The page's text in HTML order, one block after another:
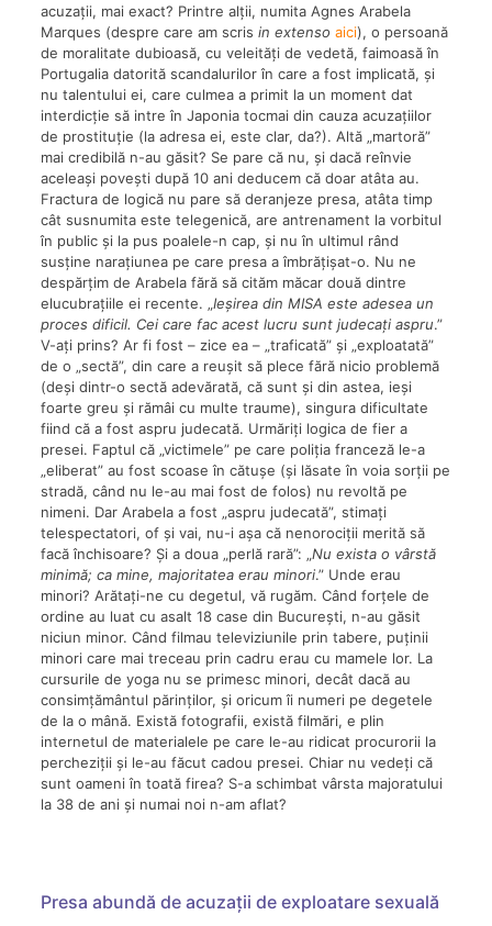
acuzații, mai exact? Printre alții, numita Agnes Arabela
Marques (despre care am scris in extenso aici), o persoană
de moralitate dubioasă, cu veleități de vedetă, faimoasă în
Portugalia datorită scandalurilor în care a fost implicată, și
nu talentului ei, care culmea a primit la un moment dat
interdicție să intre în Japonia tocmai din cauza acuzațiilor
de prostituție (la adresa ei, este clar, da?). Altă „martoră”
mai credibilă n-au găsit? Se pare că nu, și dacă reînvie
aceleași povești după 10 ani deducem că doar atâta au.
Fractura de logică nu pare să deranjeze presa, atâta timp
cât susnumita este telegenică, are antrenament la vorbitul
în public și la pus poalele-n cap, și nu în ultimul rând
susține narațiunea pe care presa a îmbrățișat-o. Nu ne
despărțim de Arabela fără să cităm măcar două dintre
elucubrațiile ei recente. „Ieșirea din MISA este adesea un
proces dificil. Cei care fac acest lucru sunt judecați aspru.”
V-ați prins? Ar fi fost – zice ea – „traficată” și „exploatată”
de o „sectă”, din care a reușit să plece fără nicio problemă
(deși dintr-o sectă adevărată, că sunt și din astea, ieși
foarte greu și rămâi cu multe traume), singura dificultate
fiind că a fost aspru judecată. Urmăriți logica de fier a
presei. Faptul că „victimele” pe care poliția franceză le-a
„eliberat” au fost scoase în cătușe (și lăsate în voia sorții pe
stradă, când nu le-au mai fost de folos) nu revoltă pe
nimeni. Dar Arabela a fost „aspru judecată”, stimați
telespectatori, of și vai, nu-i așa că nenorociții merită să
facă închisoare? Și a doua „perlă rară”: „Nu exista o vârstă
minimă; ca mine, majoritatea erau minori.” Unde erau
minori? Arătați-ne cu degetul, vă rugăm. Când forțele de
ordine au luat cu asalt 18 case din București, n-au găsit
niciun minor. Când filmau televiziunile prin tabere, puținii
minori care mai treceau prin cadru erau cu mamele lor. La
cursurile de yoga nu se primesc minori, decât dacă au
consimțământul părinților, și oricum îi numeri pe degetele
de la o mână. Există fotografii, există filmări, e plin
internetul de materialele pe care le-au ridicat procurorii la
percheziții și le-au făcut cadou presei. Chiar nu vedeți că
sunt oameni în toată firea? S-a schimbat vârsta majoratului
la 38 de ani și numai noi n-am aflat?
Presa abundă de acuzații de exploatare sexuală